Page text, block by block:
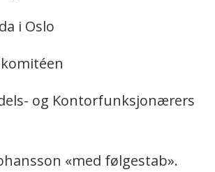
i Oslo
og Kontorfunksjonærers
«med følgestab».